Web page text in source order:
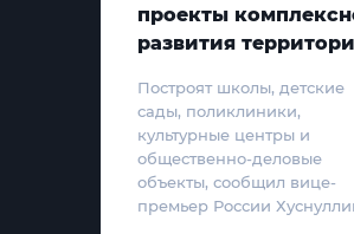
проекты
развития
Построят школы, детские
сады, поликлиники,
культурные центры и
общественно-деловые
объекты, сообщил вице-
премьер России